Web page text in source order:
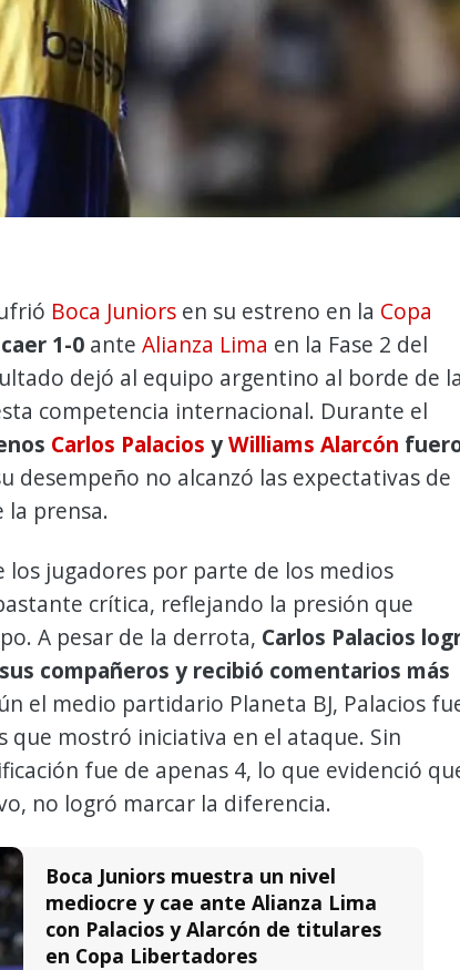
Boca Juniors en su estreno en la Copa
1-0 ante Alianza Lima en la Fase 2 del
dejó al equipo argentino al borde de la
competencia internacional. Durante el
Carlos Palacios yWilliams Alarcón
desempeño no alcanzó las expectativas de
la prensa.
los jugadores por parte de los medios
crítica, reflejando la presión que
A pesar de la derrota, Carlos Palacios
compañeros y recibió comentarios más
el medio partidario Planeta BJ, Palacios
que mostró iniciativa en el ataque. Sin
fue de apenas 4, lo que evidenció
no logró marcar la diferencia.
Boca Juniors muestra un nivel
mediocre y cae ante Alianza Lima
con Palacios y Alarcón de titulares
en Copa Libertadores